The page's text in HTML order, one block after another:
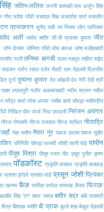
जतिन-ललित जननी कामाक्षी जय अर्जुन सिंह
गीत जयेश गाँधी जसपाल सिंह जसप्रीत शर्मा जसलीन
प्रभाकरन ज़ुनैद वसी जां निसार लोन जानिसार
अली जावेद बशीर जी वी प्रकाश कुमार जीत
जॉन डेनवर जोनिता गाँधी जोय बरुआ जोश मलीहाबादी
तनवीर गाजी तनिष्क बागची तलत महमूद ताहिरा सईद
वाडकर दर्शन रावल दलेर मेंहदी दाग़ देहलवी दिलजीत
दुर्गा दुष्यन्त कुमार देव कोहली देव नेगी देवी श्री
नक़्श ल्यालपुरी नज़ीर अकबराबादी नदीम श्रवण नबील
नरेंद्र शर्मा नरेश अय्यर नसीम बानो चोपड़ा नसीरुद्दीन
निखिल पॉल जार्ज निदा फ़ाज़ली निरंजन अयंगार
नीरज गोस्वामी नीरज राजावत नीरज श्रीधर नीलाद्रि
नेहा भसीन नैयरा नूर पंकज उधास पंकज सुबीर
परिणिति चोपड़ा पल्लवी जोशी पवनी पांडे पापोन
पीयूष मिश्रा पीयूष रजत पीर ज़हूर पुनीत कृष्ण
पॉडकॉस्ट प्रकृति कक्कर प्रकृति कक्कड़
प्रशांत इंगोले प्रशांत पांडे प्रसून जोशी प्रियंका
खानम फ़ैज़ फारिहा परवेज़ फारूख क़ैसर फिराक़
बलबीर सिंह 'रंग' बशर नवाज़ बशीर बद्र बांबे जयश्री
मित्र बिशाख ज्योति बी प्राक बुल्ले शाह बेख़ुद देहलवी